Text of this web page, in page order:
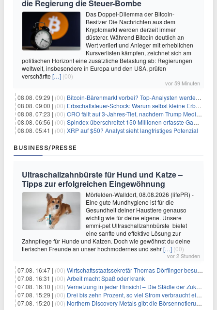
die Regierung die Steuer-Bombe
Das Doppel-Dilemma der Bitcoin-
Besitzer Die Nachrichten aus dem
Kryptomarkt werden derzeit immer
düsterer. Während Bitcoin deutlich an
Wert verliert und Anleger mit erheblichen
Kursverlisten kämpfen, zeichnet sich am
politischen Horizont eine zusätzliche Belastung ab: Regierungen
weltweit, insbesondere in Europa und den USA, prüfen
verschärfte […] (00)
vor 59 Minuten
08.08. 09:29 | (00) Bitcoin-Bärenmarkt vorbei? Top-Analysten werden optimistisch, aber die Geschichte sagt etwas anderes
08.08. 09:00 | (00) Erbschaftsteuer-Schock: Warum selbst kleine Erbschaften den Fiskus Millionen kosten
08.08. 07:23 | (00) CRO fällt auf 3-Jahres-Tief, nachdem Trump Media zwei große Crypto.com-Deals storniert
08.08. 06:56 | (00) Spindex überschreitet 150 Millionen erfasste Gaming-Ereignisse in Echtzeit-Datenpipeline
08.08. 05:41 | (00) XRP auf $50? Analyst sieht langfristiges Potenzial
BUSINESS/PRESSE
Ultraschallzahnbürste für Hund und Katze –
Tipps zur erfolgreichen Eingewöhnung
Mörfelden-Walldorf, 08.08.2026 (lifePR) -
Eine gute Mundhygiene ist für die
Gesundheit deiner Haustiere genauso
wichtig wie für deine eigene. Unsere
emmi-pet Ultraschallzahnbürste bietet
eine sanfte und effektive Lösung zur
Zahnpflege für Hunde und Katzen. Doch wie gewöhnst du deine
tierischen Freunde an unser hochmodernes und sehr[…] (00)
vor 2 Stunden
07.08. 16:47 | (00) Wirtschaftsstaatssekretär Thomas Dörflinger besucht Handwerksbetrieb im Kammerbezirk Freiburg
07.08. 16:31 | (00) Arbeit macht Spaß oder krank
07.08. 16:10 | (00) Vernetzung in jeder Hinsicht – Die Städte der Zukunft sind grün-blau
07.08. 15:29 | (00) Drei bis zehn Prozent, so viel Strom verbraucht ein Aufzug im Gebäude
07.08. 15:20 | (00) Northern Discovery Metals gibt die Börsennotierung an der Frankfurter Wertpapierbörse bekannt